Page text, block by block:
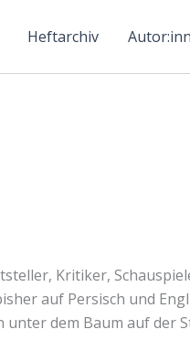
Heftarchiv
Kritiker,
auf Persisch und
dem Baum auf